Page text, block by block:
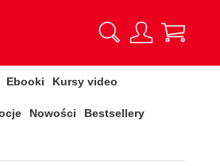
Ebooki Kursy video
Nowości Bestsellery